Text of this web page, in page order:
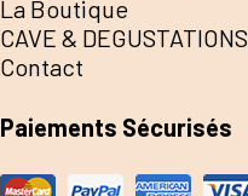
La Boutique
CAVE & DEGUSTATIONS
Contact
Paiements Sécurisés